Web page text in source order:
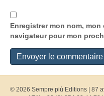
Enregistrer mon nom,
navigateur pour mon
© 2026 Sempre più Editions
87